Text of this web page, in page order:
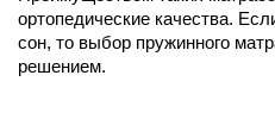
ортопедические качества.
сон, то выбор пружинного
решением.